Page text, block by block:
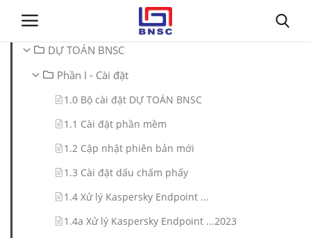
Đăng nhập
Trang chủ
Dự toán BNSC
DỰ TOÁN BNSC
Phần I - Cài đặt
1.0 Bộ cài đặt DỰ TOÁN BNSC
1.1 Cài đặt phần mềm
1.2 Cập nhật phiên bản mới
1.3 Cài đặt dấu chấm phẩy
1.4 Xử lý Kaspersky Endpoint ...
1.4a Xử lý Kaspersky Endpoint ...2023